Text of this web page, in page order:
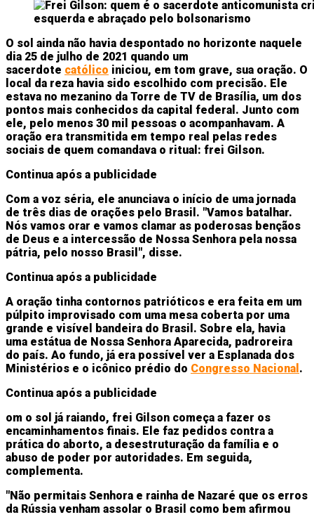
O sol ainda não havia despontado no horizonte naquele
dia 25 de julho de 2021 quando um
sacerdote católico iniciou, em tom grave, sua oração. O
local da reza havia sido escolhido com precisão. Ele
estava no mezanino da Torre de TV de Brasília, um dos
pontos mais conhecidos da capital federal. Junto com
ele, pelo menos 30 mil pessoas o acompanhavam. A
oração era transmitida em tempo real pelas redes
sociais de quem comandava o ritual: frei Gilson.
Continua após a publicidade
Com a voz séria, ele anunciava o início de uma jornada
de três dias de orações pelo Brasil. "Vamos batalhar.
Nós vamos orar e vamos clamar as poderosas bençãos
de Deus e a intercessão de Nossa Senhora pela nossa
pátria, pelo nosso Brasil", disse.
Continua após a publicidade
A oração tinha contornos patrióticos e era feita em um
púlpito improvisado com uma mesa coberta por uma
grande e visível bandeira do Brasil. Sobre ela, havia
uma estátua de Nossa Senhora Aparecida, padroreira
do país. Ao fundo, já era possível ver a Esplanada dos
Ministérios e o icônico prédio do Congresso Nacional .
Continua após a publicidade
om o sol já raiando, frei Gilson começa a fazer os
encaminhamentos finais. Ele faz pedidos contra a
prática do aborto, a desestruturação da família e o
abuso de poder por autoridades. Em seguida,
complementa.
"Não permitais Senhora e rainha de Nazaré que os erros
da Rússia venham assolar o Brasil como bem afirmou